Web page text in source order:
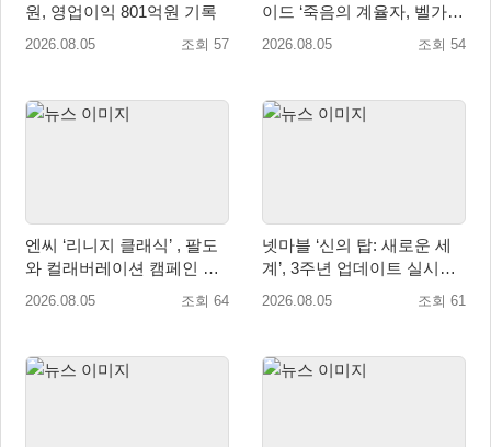
원, 영업이익 801억원 기록
2026.08.05 조회 57
이드 ‘죽음의 계율자, 벨가르
딘’ 업데이트
2026.08.05 조회 54
엔씨 ‘리니지 클래식’ , 팔도
와 컬래버레이션 캠페인 진
행
2026.08.05 조회 64
넷마블 ‘신의 탑: 새로운 세
계’, 3주년 업데이트 실시…
신규 가주 ‘연 이랑’ 등장
2026.08.05 조회 61